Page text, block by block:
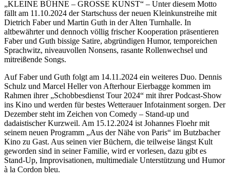
„KLEINE BÜHNE – GROSSE KUNST“ – Unter diesem Motto
fällt am 11.10.2024 der Startschuss der neuen Kleinkunstreihe mit
Dietrich Faber und Martin Guth in der Alten Turnhalle. In
altbewährter und dennoch völlig frischer Kooperation präsentieren
Faber und Guth bissige Satire, abgründigen Humor, temporeichen
Sprachwitz, niveauvollen Nonsens, rasante Rollenwechsel und
mitreißende Songs.
Auf Faber und Guth folgt am 14.11.2024 ein weiteres Duo. Dennis
Schulz und Marcel Heller von Afterhour Eierbagge kommen im
Rahmen ihrer „Schobbesdienst Tour 2024“ mit ihrer Podcast-Show
ins Kino und werden für bestes Wetterauer Infotainment sorgen. Der
Dezember steht im Zeichen von Comedy – Stand-up und
dadaistischer Kurzweil. Am 15.12.2024 ist Johannes Floehr mit
seinem neuen Programm „Aus der Nähe von Paris“ im Butzbacher
Kino zu Gast. Aus seinen vier Büchern, die teilweise längst Kult
geworden sind in seiner Familie, wird er vorlesen, dazu gibt es
Stand-Up, Improvisationen, multimediale Unterstützung und Humor
à la Cordon bleu.